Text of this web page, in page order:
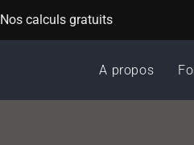
Nos calculs gratuits
A propos